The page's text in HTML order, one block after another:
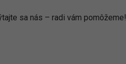
sa nás – radi vám pomôžeme!